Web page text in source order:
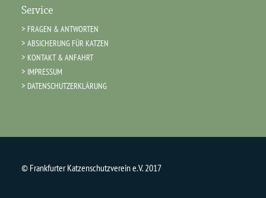
Service
FRAGEN & ANTWORTEN
ABSICHERUNG FÜR KATZEN
KONTAKT & ANFAHRT
IMPRESSUM
DATENSCHUTZERKLÄRUNG
© Frankfurter Katzenschutzverein e.V. 2017